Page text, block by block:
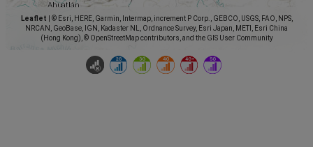
Leaflet
© Esri, HERE, Garmin, Intermap, increment P Corp., GEBCO, USGS, FAO, NPS,
NRCAN, GeoBase, IGN, Kadaster NL, Ordnance Survey, Esri Japan, METI, Esri China
(Hong Kong), © OpenStreetMap contributors, and the GIS User Community